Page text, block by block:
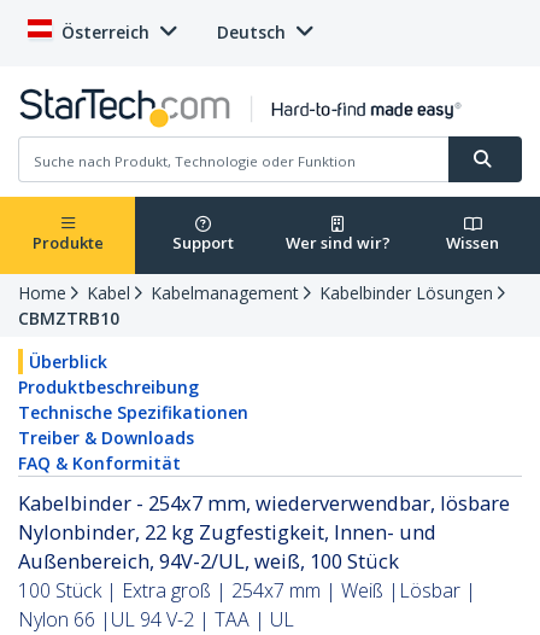
Österreich Deutsch
Produkte Support Wer sind wir? Wissen
Home Kabel Kabelmanagement
Kabelbinder Lösungen
CBMZTRB10
Überblick
Produktbeschreibung
Technische Spezifikationen
Treiber & Downloads
FAQ & Konformität
Kabelbinder - 254x7 mm, wiederverwendbar, lösbare
Nylonbinder, 22 kg Zugfestigkeit, Innen- und
Außenbereich, 94V-2/UL, weiß, 100 Stück
100 Stück | Extra groß | 254x7 mm | Weiß |Lösbar |
Nylon 66 |UL 94 V-2 | TAA | UL